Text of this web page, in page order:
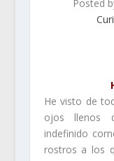
Posted
He visto de
ojos llenos
indefinido
rostros a los